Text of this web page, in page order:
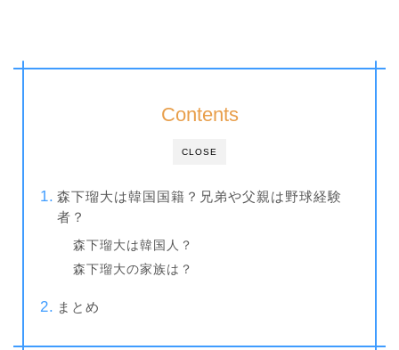
CLOSE
Contents
森下瑠大は韓国国籍？兄弟や父親は野球経験
者？
森下瑠大は韓国人？
森下瑠大の家族は？
まとめ